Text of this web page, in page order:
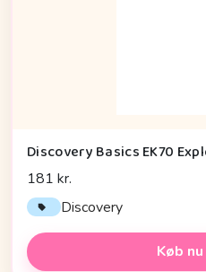
Discovery Basics EK70
181 kr.
Discovery
Køb nu